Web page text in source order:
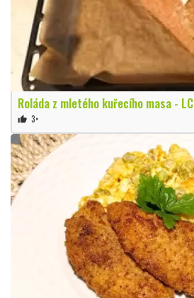
Roláda z mletého kuřecího masa - LC
thumb_up 3×